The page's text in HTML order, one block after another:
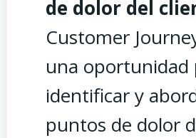
de dolor del
Customer
una oportunidad
identificar y
puntos de dolor